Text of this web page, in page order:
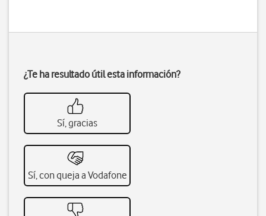
¿Te ha resultado útil esta información?
Sí, gracias
Sí, con queja a Vodafone